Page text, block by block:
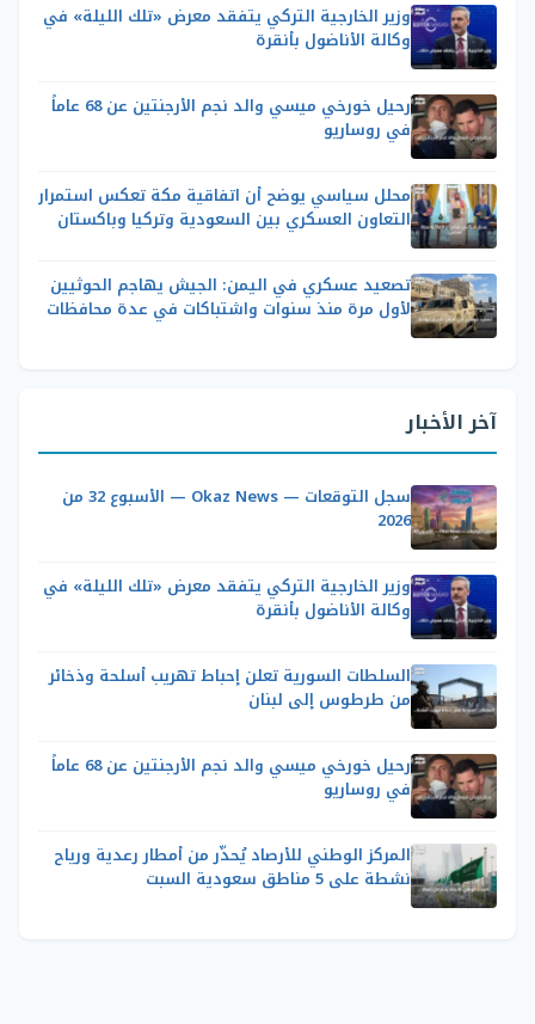
وزير الخارجية التركي يتفقد معرض «تلك الليلة» في
وكالة الأناضول بأنقرة
رحيل خورخي ميسي والد نجم الأرجنتين عن 68 عاماً
في روساريو
محلل سياسي يوضح أن اتفاقية مكة تعكس استمرار
التعاون العسكري بين السعودية وتركيا وباكستان
تصعيد عسكري في اليمن: الجيش يهاجم الحوثيين
لأول مرة منذ سنوات واشتباكات في عدة محافظات
آخر الأخبار
سجل التوقعات — Okaz News — الأسبوع 32 من
2026
وزير الخارجية التركي يتفقد معرض «تلك الليلة» في
وكالة الأناضول بأنقرة
السلطات السورية تعلن إحباط تهريب أسلحة وذخائر
من طرطوس إلى لبنان
رحيل خورخي ميسي والد نجم الأرجنتين عن 68 عاماً
في روساريو
المركز الوطني للأرصاد يُحذّر من أمطار رعدية ورياح
نشطة على 5 مناطق سعودية السبت